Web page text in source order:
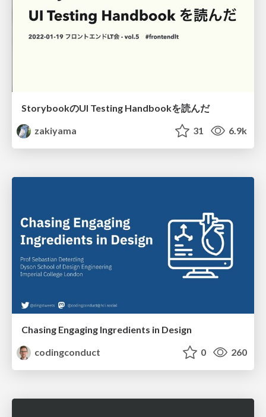
StorybookのUI Testing Handbookを読んだ
zakiyama
31 6.9k
Chasing Engaging Ingredients in Design
codingconduct
0 260